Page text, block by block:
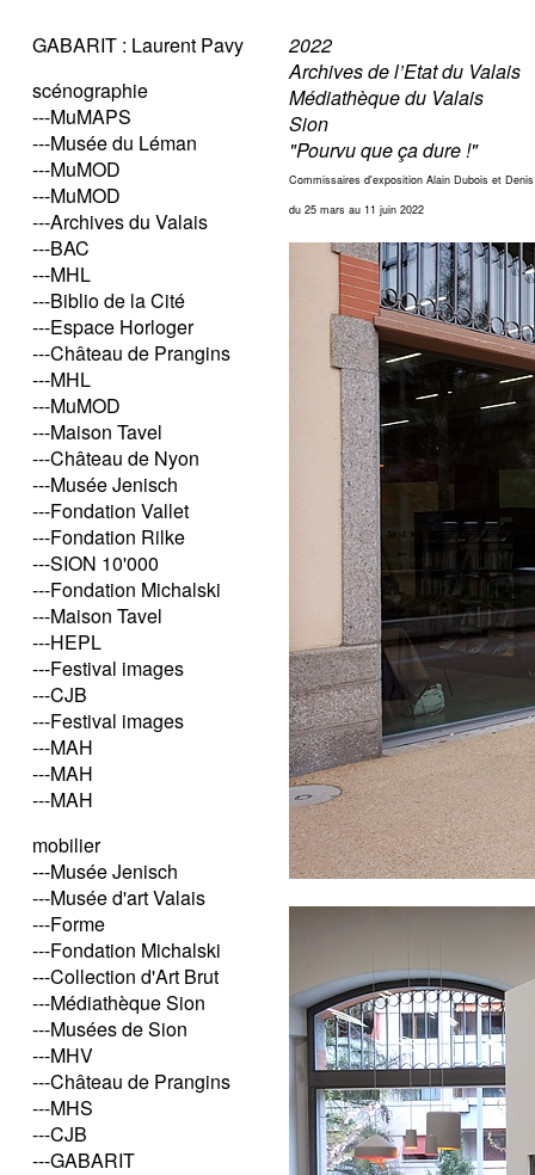
GABARIT : Laurent Pavy
scénographie
---MuMAPS
---Musée du Léman
---MuMOD
---MuMOD
---Archives du Valais
---BAC
---MHL
---Biblio de la Cité
---Espace Horloger
---Château de Prangins
---MHL
---MuMOD
---Maison Tavel
---Château de Nyon
---Musée Jenisch
---Fondation Vallet
---Fondation Rilke
---SION 10'000
---Fondation Michalski
---Maison Tavel
---HEPL
---Festival images
---CJB
---Festival images
---MAH
---MAH
---MAH
mobilier
---Musée Jenisch
---Musée d'art Valais
---Forme
---Fondation Michalski
---Collection d'Art Brut
---Médiathèque Sion
---Musées de Sion
---MHV
---Château de Prangins
---MHS
---CJB
---GABARIT
2022
Archives de l’Etat du Valais
Médiathèque du Valais
Sion
"Pourvu que ça dure !"
Commissaires d'exposition Alain Dubois et
du 25 mars au 11 juin 2022